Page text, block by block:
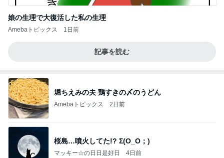
娘の生理で大復活した私の生理
Amebaトピックス 1日前
記事を読む
堀ちえみの夫 鶏すきの〆のうどん
Amebaトピックス 2日前
桜島…噴火してた!? Σ(O_O；)
マッキー☆の日日是好日 4日前